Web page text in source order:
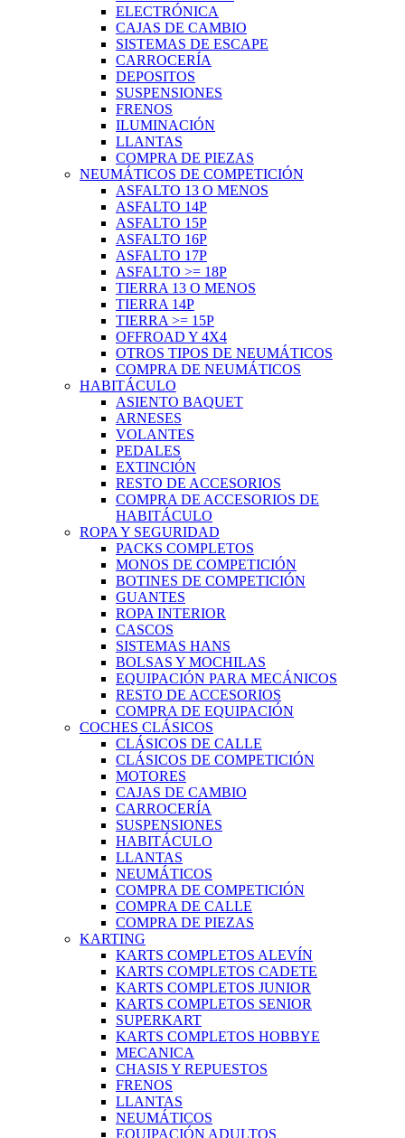
ELECTRÓNICA
CAJAS DE CAMBIO
SISTEMAS DE ESCAPE
CARROCERÍA
DEPOSITOS
SUSPENSIONES
FRENOS
ILUMINACIÓN
LLANTAS
COMPRA DE PIEZAS
NEUMÁTICOS DE COMPETICIÓN
ASFALTO 13 O MENOS
ASFALTO 14P
ASFALTO 15P
ASFALTO 16P
ASFALTO 17P
ASFALTO >= 18P
TIERRA 13 O MENOS
TIERRA 14P
TIERRA >= 15P
OFFROAD Y 4X4
OTROS TIPOS DE NEUMÁTICOS
COMPRA DE NEUMÁTICOS
HABITÁCULO
ASIENTO BAQUET
ARNESES
VOLANTES
PEDALES
EXTINCIÓN
RESTO DE ACCESORIOS
COMPRA DE ACCESORIOS DE
HABITÁCULO
ROPA Y SEGURIDAD
PACKS COMPLETOS
MONOS DE COMPETICIÓN
BOTINES DE COMPETICIÓN
GUANTES
ROPA INTERIOR
CASCOS
SISTEMAS HANS
BOLSAS Y MOCHILAS
EQUIPACIÓN PARA MECÁNICOS
RESTO DE ACCESORIOS
COMPRA DE EQUIPACIÓN
COCHES CLÁSICOS
CLÁSICOS DE CALLE
CLÁSICOS DE COMPETICIÓN
MOTORES
CAJAS DE CAMBIO
CARROCERÍA
SUSPENSIONES
HABITÁCULO
LLANTAS
NEUMÁTICOS
COMPRA DE COMPETICIÓN
COMPRA DE CALLE
COMPRA DE PIEZAS
KARTING
KARTS COMPLETOS ALEVÍN
KARTS COMPLETOS CADETE
KARTS COMPLETOS JUNIOR
KARTS COMPLETOS SENIOR
SUPERKART
KARTS COMPLETOS HOBBYE
MECANICA
CHASIS Y REPUESTOS
FRENOS
LLANTAS
NEUMÁTICOS
EQUIPACIÓN ADULTOS